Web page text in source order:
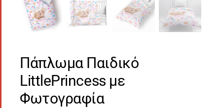
Πάπλωμα Παιδικό
LittlePrincess με
Φωτογραφία